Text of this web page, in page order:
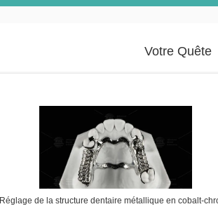
Votre Quête[
Réglage de la structure dentaire métallique en cobalt-